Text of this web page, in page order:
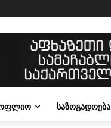
ᲡᲐᲖᲝᲒᲐᲓᲝᲔᲑᲐ